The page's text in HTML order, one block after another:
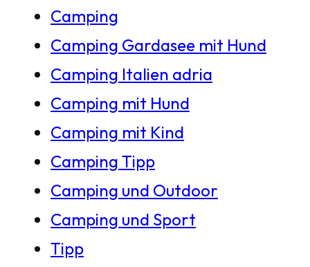
Camping
Camping Gardasee mit Hund
Camping Italien adria
Camping mit Hund
Camping mit Kind
Camping Tipp
Camping und Outdoor
Camping und Sport
Tipp